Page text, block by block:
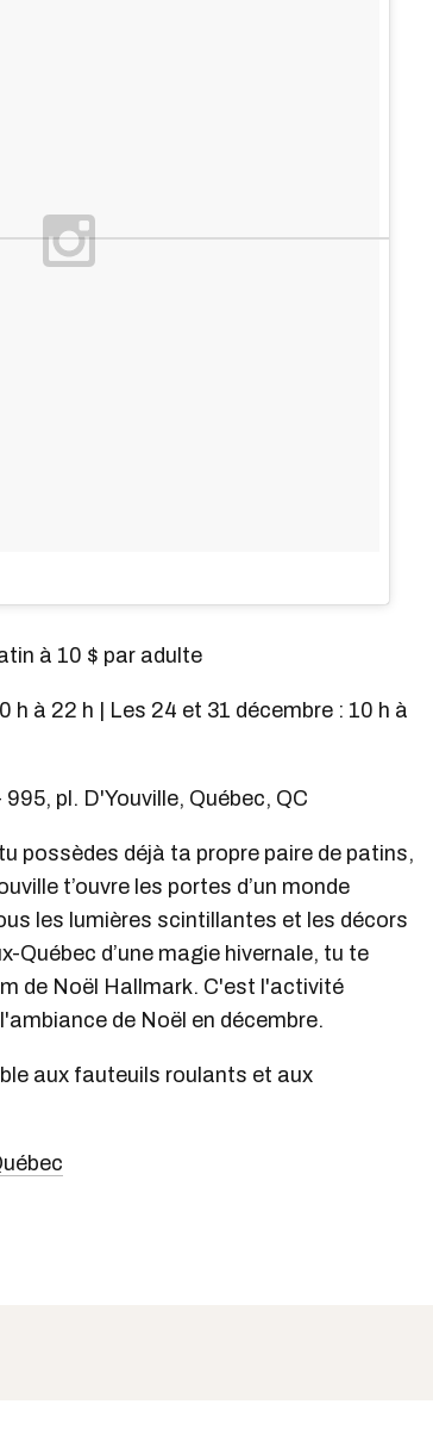
à 10 $ par adulte
h à 22 h | Les 24 et 31 décembre : 10 h à
pl. D'Youville, Québec, QC
possèdes déjà ta propre paire de patins,
t’ouvre les portes d’un monde
les lumières scintillantes et les décors
Québec d’une magie hivernale, tu te
de Noël Hallmark. C'est l'activité
de Noël en décembre.
aux fauteuils roulants et aux